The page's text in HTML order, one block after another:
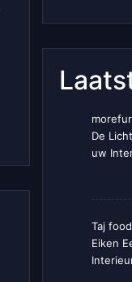
De
uw
Taj food
Eiken